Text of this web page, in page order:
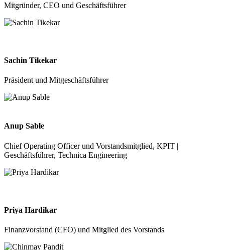
Mitgründer, CEO und Geschäftsführer
Sachin Tikekar
Präsident und Mitgeschäftsführer
Anup Sable
Chief Operating Officer und Vorstandsmitglied, KPIT |
Geschäftsführer, Technica Engineering
Priya Hardikar
Finanzvorstand (CFO) und Mitglied des Vorstands